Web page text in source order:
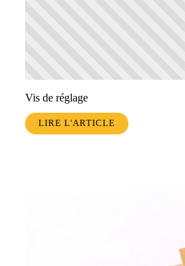
Vis de réglage
LIRE L'ARTICLE